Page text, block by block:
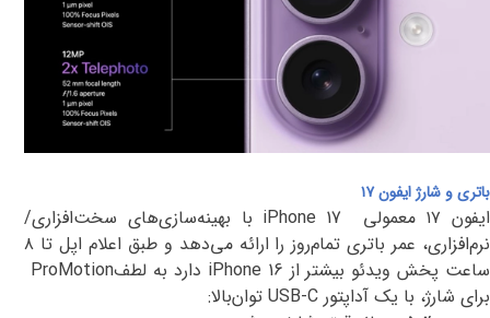
باتری و شارژ ایفون ۱۷
ایفون ۱۷ معمولی iPhone 17 با بهینه‌سازی‌های سخت‌افزاری/
نرم‌افزاری، عمر باتری تمام‌روز را ارائه می‌دهد و طبق اعلام اپل تا ۸
ساعت پخش ویدئو بیشتر از iPhone 16 دارد به لطفProMotion
برای شارژ، با یک آداپتور USB-C توان‌بالا: